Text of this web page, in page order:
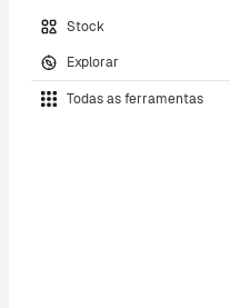
Stock
Explorar
Todas as ferramentas